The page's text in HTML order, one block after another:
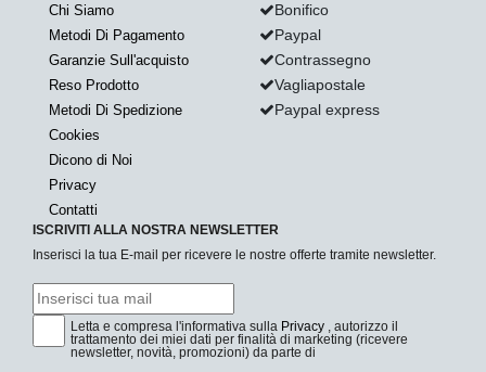
Chi Siamo
Metodi Di Pagamento
Garanzie Sull'acquisto
Reso Prodotto
Metodi Di Spedizione
Cookies
Dicono di Noi
Privacy
Contatti
Bonifico
Paypal
Contrassegno
Vagliapostale
Paypal express
ISCRIVITI ALLA NOSTRA NEWSLETTER
Inserisci la tua E-mail per ricevere le nostre offerte tramite newsletter.
Letta e compresa l'informativa sulla Privacy , autorizzo il
trattamento dei miei dati per finalità di marketing (ricevere
newsletter, novità, promozioni) da parte di